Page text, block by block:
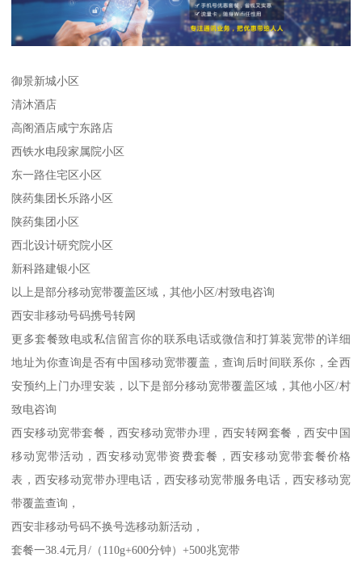
御景新城小区
清沐酒店
高阁酒店咸宁东路店
西铁水电段家属院小区
东一路住宅区小区
陕药集团长乐路小区
陕药集团小区
西北设计研究院小区
新科路建银小区
以上是部分移动宽带覆盖区域，其他小区/村致电咨询
西安非移动号码携号转网
更多套餐致电或私信留言你的联系电话或微信和打算装宽带的详细
地址为你查询是否有中国移动宽带覆盖，查询后时间联系你，全西
安预约上门办理安装，以下是部分移动宽带覆盖区域，其他小区/村
致电咨询
西安移动宽带套餐，西安移动宽带办理，西安转网套餐，西安中国
移动宽带活动，西安移动宽带资费套餐，西安移动宽带套餐价格
表，西安移动宽带办理电话，西安移动宽带服务电话，西安移动宽
带覆盖查询，
西安非移动号码不换号选移动新活动，
套餐一38.4元月/（110g+600分钟）+500兆宽带